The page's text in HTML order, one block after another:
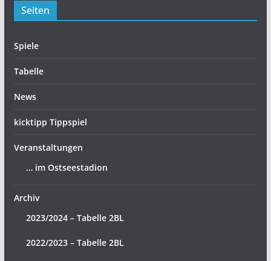
Seiten
Spiele
Tabelle
News
kicktipp Tippspiel
Veranstaltungen
… im Ostseestadion
Archiv
2023/2024 – Tabelle 2BL
2022/2023 – Tabelle 2BL